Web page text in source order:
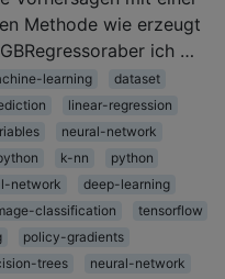
Methode wie erzeugt
ich …
learning
dataset
linear-regression
neural-network
k-nn
python
network
deep-learning
classification
tensorflow
policy-gradients
trees
neural-network